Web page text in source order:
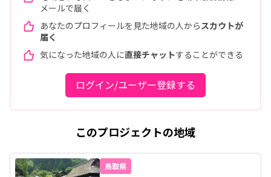
メールで届く
あなたのプロフィールを見た地域の人から スカウトが
届く
気になった地域の人に直接チャットすることができる
ログイン/ユーザー登録する
このプロジェクトの地域
鳥取県